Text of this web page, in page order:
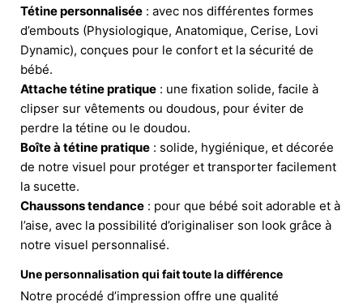
Tétine personnalisée : avec nos différentes formes
d’embouts (Physiologique, Anatomique, Cerise, Lovi
Dynamic), conçues pour le confort et la sécurité de
bébé.
Attache tétine pratique : une fixation solide, facile à
clipser sur vêtements ou doudous, pour éviter de
perdre la tétine ou le doudou.
Boîte à tétine pratique : solide, hygiénique, et décorée
de notre visuel pour protéger et transporter facilement
la sucette.
Chaussons tendance : pour que bébé soit adorable et à
l’aise, avec la possibilité d’originaliser son look grâce à
notre visuel personnalisé.
Une personnalisation qui fait toute la différence
Notre procédé d’impression offre une qualité